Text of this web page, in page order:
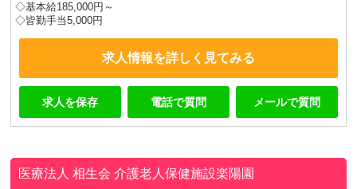
◇基本給185,000円～
◇皆勤手当5,000円
求人情報を詳しく見てみる
求人を保存 電話で質問 メールで質問
医療法人 相生会介護老人保健施設楽陽園